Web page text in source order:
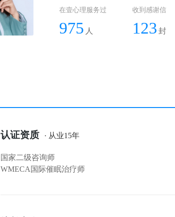
在壹心理服务过
975 人
收到感谢信
123 封
认证资质 · 从业15年
国家二级咨询师
WMECA国际催眠治疗师